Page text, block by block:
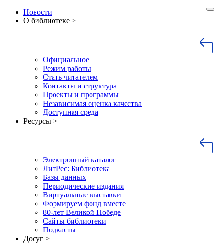
Новости
О библиотеке >
Официальное
Режим работы
Стать читателем
Контакты и структура
Проекты и программы
Независимая оценка качества
Доступная среда
Ресурсы >
Электронный каталог
ЛитРес: Библиотека
Базы данных
Периодические издания
Виртуальные выставки
Формируем фонд вместе
80-лет Великой Победе
Сайты библиотеки
Подкасты
Досуг >